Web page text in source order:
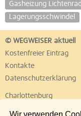
Wir verwenden
Gasheizung
Lagerungsschwindel
© WEGWEISER aktuell
Kostenfreier Eintrag
Kontakte
Datenschutzerklärung
Charlottenburg